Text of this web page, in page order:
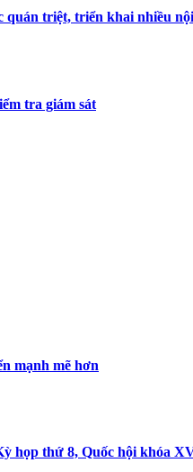
triệt, triển khai nhiều
tra giám sát
mạnh mẽ hơn
họp thứ 8, Quốc hội khóa